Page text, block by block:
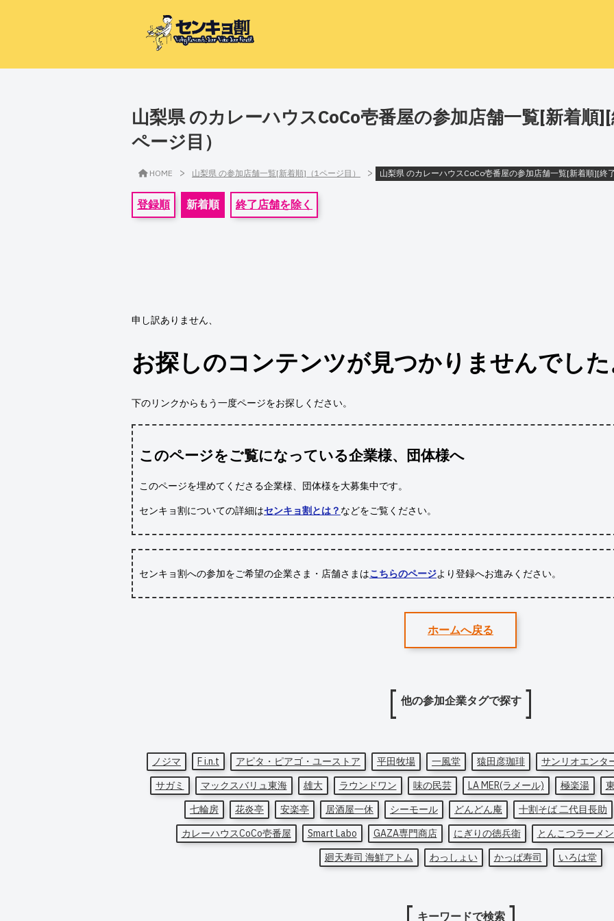
山梨県 のカレーハウスCoCo壱番屋の参加店舗一覧[新着順
ページ目）
HOME > 山梨県 の参加店舗一覧[新着順]（1ページ目） > 山梨県 のカレーハウスCoCo壱番屋の参加店舗一覧[新着順][終
登録順 新着順 終了店舗を除く
申し訳ありません、
お探しのコンテンツが見つかりませんでし
下のリンクからもう一度ページをお探しください。
このページをご覧になっている企業様、団体様へ
このページを埋めてくださる企業様、団体様を大募集中です。
センキョ割についての詳細はセンキョ割とは？ などをご覧ください。
センキョ割への参加をご希望の企業さま・店舗さまはこちらのページより登録へお進みください。
ホームへ戻る
他の参加企業タグで探す
ノジマ F i.n.t アピタ・ピアゴ・ユーストア 平田牧場 一風堂 猿田彦珈琲
サンリオエンタ
サガミ
マックスバリュ東海 雄大 ラウンドワン 味の民芸 LA MER(ラメール) 極楽湯
七輪房
花炎亭 安楽亭 居酒屋一休 シーモール どんどん庵
十割そば 二代目長助
カレーハウスCoCo壱番屋
Smart Labo GAZA専門商店 にぎりの徳兵衛
とんこつラーメ
廻天寿司 海鮮アトム
わっしょい かっぱ寿司 いろは堂
キーワードで検索